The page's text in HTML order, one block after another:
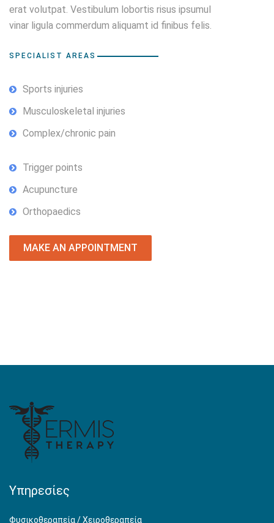
erat volutpat. Vestibulum lobortis risus ipsumul
vinar ligula commerdum aliquamt id finibus felis.
SPECIALIST AREAS
Sports injuries
Musculoskeletal injuries
Complex/chronic pain
Trigger points
Acupuncture
Orthopaedics
MAKE AN APPOINTMENT
Υπηρεσίες
Φυσικοθεραπεία / Χειροθεραπεία